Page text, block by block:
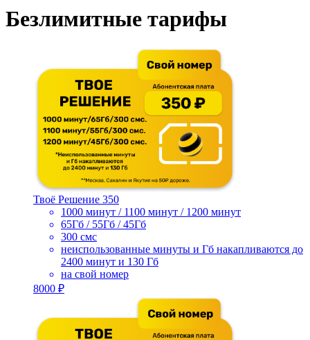
Безлимитные тарифы
Твоё Решение 350
1000 минут / 1100 минут / 1200 минут
65Гб / 55Гб / 45Гб
300 смс
неиспользованные минуты и Гб накапливаются до
2400 минут и 130 Гб
на свой номер
8000 ₽